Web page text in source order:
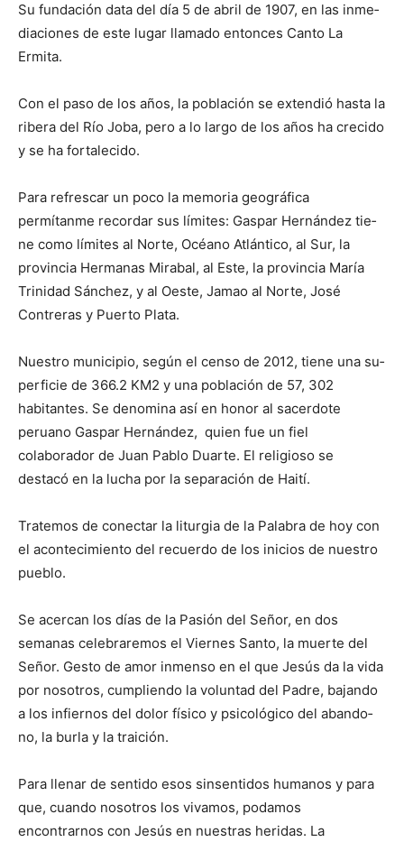
Su fundación data del día 5 de abril de 1907, en las inme­
dia­ciones de este lugar llamado entonces Can­to La
Ermita.
Con el paso de los años, la po­blación se extendió hasta la
ribe­ra del Río Joba, pero a lo lar­go de los años ha crecido
y se ha fortalecido.
Para refrescar un poco la memoria geo­gráfica
permítanme re­cordar sus límites: Gaspar Hernández tie­
ne como límites al Norte, Océano Atlán­tico, al Sur, la
provincia Hermanas Mirabal, al Este, la provincia María
Trinidad Sán­chez, y al Oeste, Ja­mao al Norte, José
Contreras y Puer­to Plata.
Nuestro muni­cipio, según el censo de 2012, tiene una su­
per­ficie de 366.2 KM2 y una población de 57, 302
habitantes. Se de­no­mina así en honor al sacerdote
peruano Gaspar Hernández, quien fue un fiel
colaborador de Juan Pablo Duarte. El religioso se
destacó en la lucha por la separación de Haití.
Tratemos de conectar la liturgia de la Pa­labra de hoy con
el acontecimiento del re­cuerdo de los inicios de nuestro
pueblo.
Se acercan los días de la Pasión del Señor, en dos
semanas celebraremos el Viernes Santo, la muerte del
Señor. Gesto de amor inmenso en el que Jesús da la vida
por no­sotros, cumpliendo la voluntad del Padre, bajando
a los infiernos del dolor físico y psicológico del abando­
no, la burla y la trai­ción.
Para llenar de sentido esos sinsentidos huma­nos y para
que, cuando nosotros los vivamos, podamos
encontrarnos con Jesús en nuestras heridas. La